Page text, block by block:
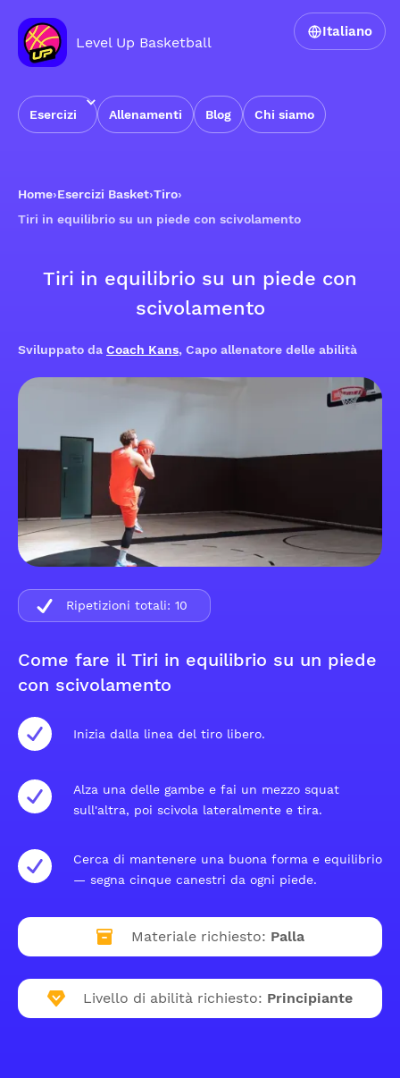
Level Up Basketball
Esercizi Allenamenti Blog Chi siamo
Italiano
Home›Esercizi Basket›Tiro›
Tiri in equilibrio su un piede con scivolamento
Tiri in equilibrio su un piede con
scivolamento
Sviluppato da Coach Kans, Capo allenatore delle abilità
Come fare il Tiri in equilibrio su un piede
con scivolamento
Inizia dalla linea del tiro libero.
Alza una delle gambe e fai un mezzo squat
sull'altra, poi scivola lateralmente e tira.
Cerca di mantenere una buona forma e equilibrio
— segna cinque canestri da ogni piede.
Materiale richiesto: Palla
Livello di abilità richiesto: Principiante
Ripetizioni totali: 10